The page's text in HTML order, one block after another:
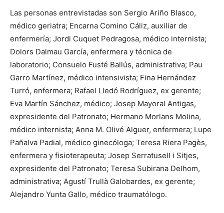
Las personas entrevistadas son Sergio Ariño Blasco,
médico geriatra; Encarna Comino Cáliz, auxiliar de
enfermería; Jordi Cuquet Pedragosa, médico internista;
Dolors Dalmau García, enfermera y técnica de
laboratorio; Consuelo Fusté Ballús, administrativa; Pau
Garro Martínez, médico intensivista; Fina Hernández
Turró, enfermera; Rafael Lledó Rodríguez, ex gerente;
Eva Martín Sánchez, médico; Josep Mayoral Antigas,
expresidente del Patronato; Hermano Morlans Molina,
médico internista; Anna M. Olivé Alguer, enfermera; Lupe
Pañalva Padial, médico ginecóloga; Teresa Riera Pagès,
enfermera y fisioterapeuta; Josep Serratusell i Sitjes,
expresidente del Patronato; Teresa Subirana Delhom,
administrativa; Agustí Trullà Galobardes, ex gerente;
Alejandro Yunta Gallo, médico traumatólogo.